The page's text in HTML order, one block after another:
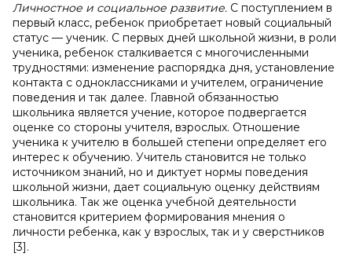
Личностное и социальное развитие. С поступлением в
первый класс, ребенок приобретает новый социальный
статус — ученик. С первых дней школьной жизни, в роли
ученика, ребенок сталкивается с многочисленными
трудностями: изменение распорядка дня, установление
контакта с одноклассниками и учителем, ограничение
поведения и так далее. Главной обязанностью
школьника является учение, которое подвергается
оценке со стороны учителя, взрослых. Отношение
ученика к учителю в большей степени определяет его
интерес к обучению. Учитель становится не только
источником знаний, но и диктует нормы поведения
школьной жизни, дает социальную оценку действиям
школьника. Так же оценка учебной деятельности
становится критерием формирования мнения о
личности ребенка, как у взрослых, так и у сверстников
[3].